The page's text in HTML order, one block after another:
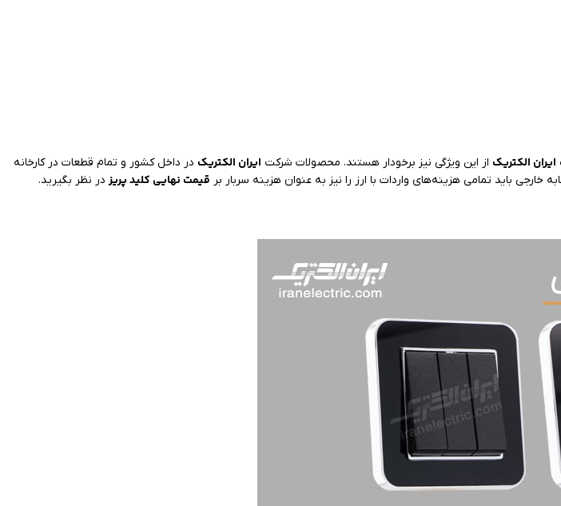
ایران الکتریک از این ویژگی نیز برخودار هستند. محصولات شرکت ایران الکتریک در داخل کشور و تمام قطعات در کارخانه
خارجی باید تمامی هزینه‌های واردات با ارز را نیز به عنوان هزینه سربار بر قیمت نهایی کلید پریز در نظر بگیرید.